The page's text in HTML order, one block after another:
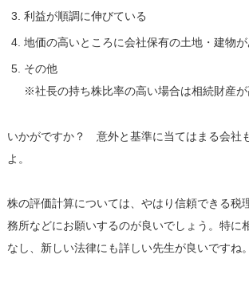
利益が順調に伸びている
地価の高いところに会社保有の土地・建物が
その他
※社長の持ち株比率の高い場合は相続財産
いかがですか？ 意外と基準に当てはまる会社
よ。
株の評価計算については、やはり信頼できる税
務所などにお願いするのが良いでしょう。特に
なし、新しい法律にも詳しい先生が良いですね。